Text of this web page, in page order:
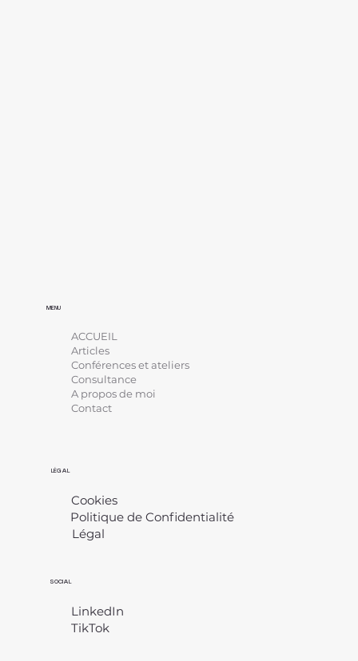
LÉGAL
Cookies
Politique de Confidentialité
Légal
SOCIAL
LinkedIn
TikTok
MENU
ACCUEIL
Articles
Conférences et ateliers
Consultance
A propos de moi
Contact